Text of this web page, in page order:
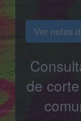
Ver notas
de